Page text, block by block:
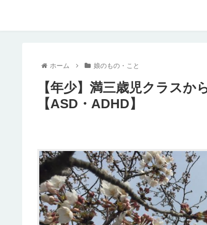
ホーム 娘のもの・こと
【年少】満三歳児クラスか
【ASD・ADHD】